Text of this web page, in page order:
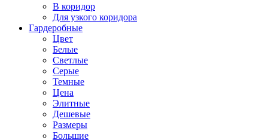
В коридор
Для узкого коридора
Гардеробные
Цвет
Белые
Светлые
Серые
Темные
Цена
Элитные
Дешевые
Размеры
Большие